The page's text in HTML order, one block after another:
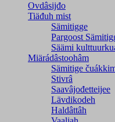
Ovdâsijđo
Tiäđuh mist
Sämitigge
Pargoost
Säämi
Miärádâstoohâm
Sämitige
Stivrâ
Saavâjođetteijee
Lävdikodeh
Haldâttâh